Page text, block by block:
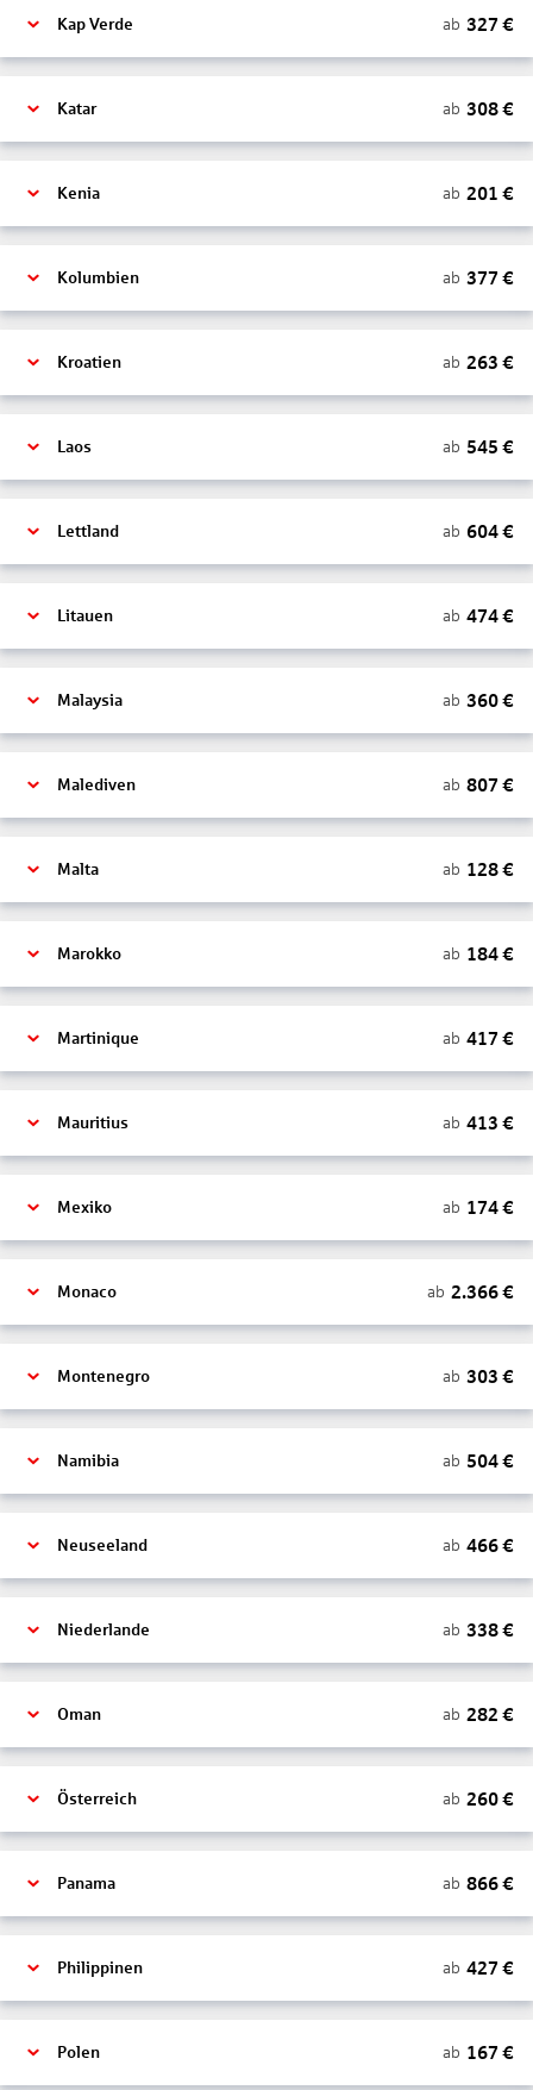
Kap Verde ab 327 €
Katar ab 308€
Kenia ab 201 €
Kolumbien ab 377 €
Kroatien ab 263 €
Laos ab 545 €
Lettland ab 604€
Litauen ab 474€
Malaysia ab 360€
Malediven ab 807 €
Malta ab 128€
Marokko ab 184€
Martinique ab 417 €
Mauritius ab 413 €
Mexiko ab 174€
Monaco ab 2.366€
Montenegro ab 303 €
Namibia ab 504€
Neuseeland ab 466€
Niederlande ab 338€
Oman ab 282 €
Österreich ab 260€
Panama ab 866€
Philippinen ab 427 €
Polen ab 167 €